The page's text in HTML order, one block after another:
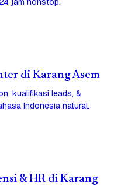
di Karang Asem
kualifikasi leads, &
Indonesia natural.
& HR di Karang